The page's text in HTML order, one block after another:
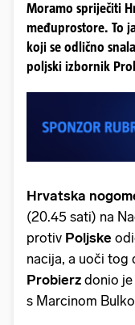
Moramo spriječiti
međuprostore. To
koji se odlično
poljski izbornik
Hrvatska
(20.45 sati) na
protiv Poljske
nacija, a uoči tog
Probierz donio
s Marcinom